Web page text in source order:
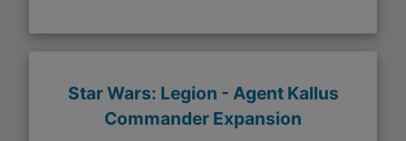
Star Wars: Legion - Agent Kallus
Commander Expansion